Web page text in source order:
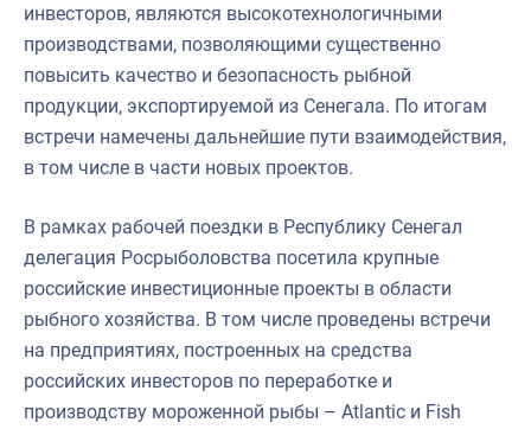
инвесторов, являются высокотехнологичными
производствами, позволяющими существенно
повысить качество и безопасность рыбной
продукции, экспортируемой из Сенегала. По итогам
встречи намечены дальнейшие пути взаимодействия,
в том числе в части новых проектов.
В рамках рабочей поездки в Республику Сенегал
делегация Росрыболовства посетила крупные
российские инвестиционные проекты в области
рыбного хозяйства. В том числе проведены встречи
на предприятиях, построенных на средства
российских инвесторов по переработке и
производству мороженной рыбы – Atlantic и Fish